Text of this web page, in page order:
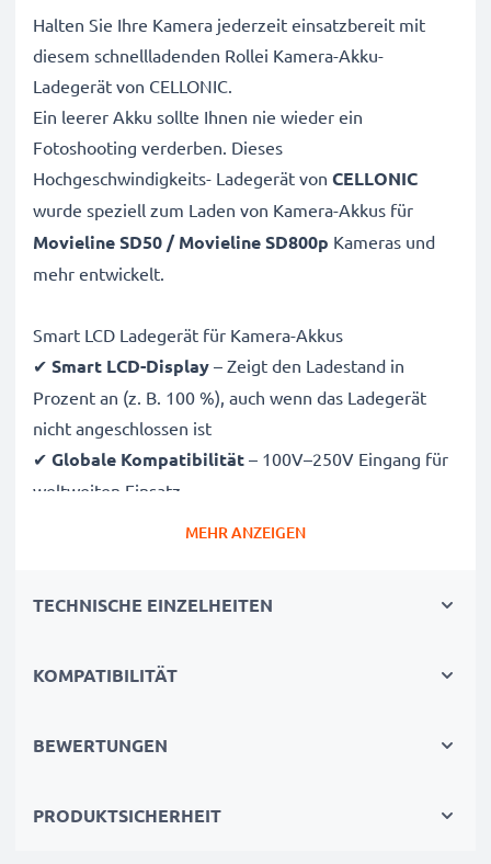
Halten Sie Ihre Kamera jederzeit einsatzbereit mit
diesem schnellladenden Rollei Kamera-Akku-
Ladegerät von CELLONIC.
Ein leerer Akku sollte Ihnen nie wieder ein
Fotoshooting verderben. Dieses
Hochgeschwindigkeits- Ladegerät von CELLONIC
wurde speziell zum Laden von Kamera-Akkus für
Movieline SD50 / Movieline SD800p Kameras und
mehr entwickelt.
Smart LCD Ladegerät für Kamera-Akkus
✔ Smart LCD-Display – Zeigt den Ladestand in
Prozent an (z. B. 100 %), auch wenn das Ladegerät
nicht angeschlossen ist
✔ Globale Kompatibilität – 100V–250V Eingang für
weltweiten Einsatz
mit Schutz vor Überladung, Überhitzung und
✔Kompakt & leicht
MEHR ANZEIGEN
TECHNISCHE EINZELHEITEN
KOMPATIBILITÄT
BEWERTUNGEN
PRODUKTSICHERHEIT